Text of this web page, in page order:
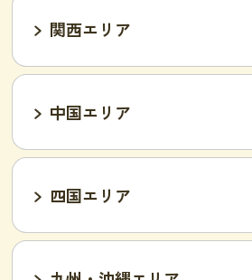
大宮店
池袋西口店
吉祥寺駅前店
小岩駅前店
小山店
富山インター店
甲府中央店
関西エリア
明石駅前店
東加古川店
姫路店
中国エリア
四国エリア